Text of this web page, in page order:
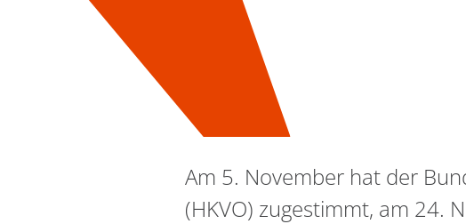
Am 5. November hat der
(HKVO) zugestimmt, am 24.